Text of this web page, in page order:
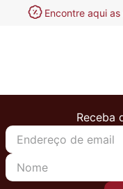
melhores Ofertas
Receba